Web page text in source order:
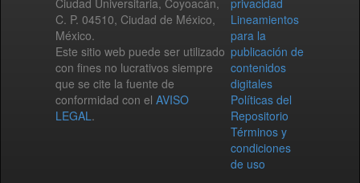
Ciudad Universitaria, Coyoacán,
C. P. 04510, Ciudad de México,
México.
Este sitio web puede ser utilizado
con fines no lucrativos siempre
que se cite la fuente de
conformidad con el AVISO
LEGAL.
privacidad
Lineamientos
para la
publicación de
contenidos
digitales
Políticas del
Repositorio
Términos y
condiciones
de uso